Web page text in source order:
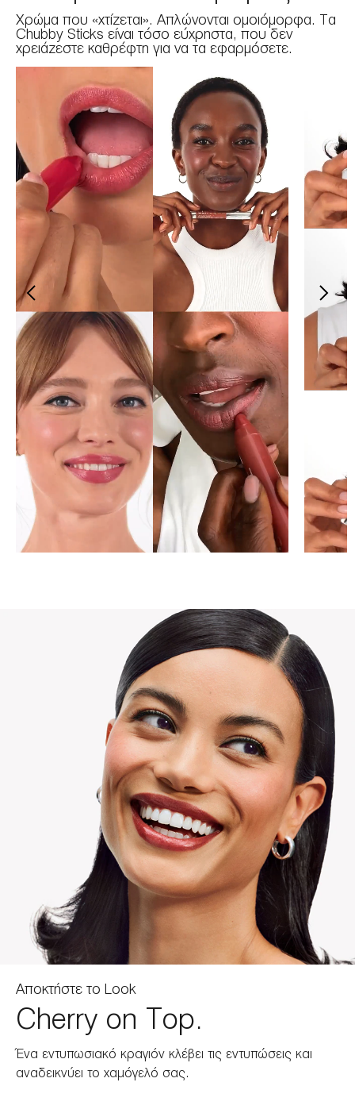
Χρώμα που «χτίζεται». Απλώνονται ομοιόμορφα. Τα
Chubby Sticks είναι τόσο εύχρηστα, που δεν
χρειάζεστε καθρέφτη για να τα εφαρμόσετε.
Αποκτήστε το Look
Cherry on Top.
Ένα εντυπωσιακό κραγιόν κλέβει τις εντυπώσεις και
αναδεικνύει το χαμόγελό σας.